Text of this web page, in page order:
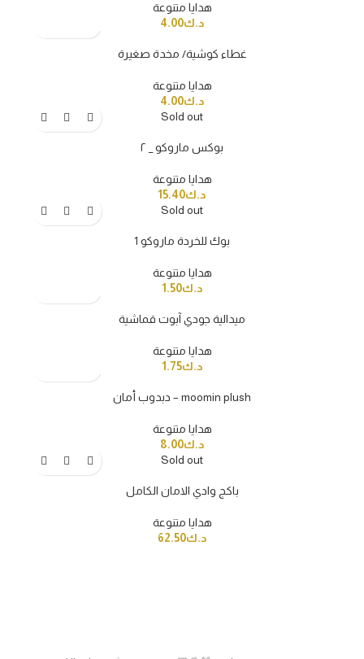
هدايا متنوعة
د.ك4.00
غطاء كوشية/ مخدة صغيرة
هدايا متنوعة
د.ك4.00
Sold out
بوكس ماروكو _ ٢
هدايا متنوعة
د.ك15.40
Sold out
بوك للخردة ماروكو 1
هدايا متنوعة
د.ك1.50
ميدالية جودي آبوت قماشية
هدايا متنوعة
د.ك1.75
دبدوب أمان – moomin plush
هدايا متنوعة
د.ك8.00
Sold out
باكج وادي الامان الكامل
هدايا متنوعة
د.ك62.50